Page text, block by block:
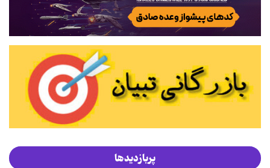
پربازدیدها